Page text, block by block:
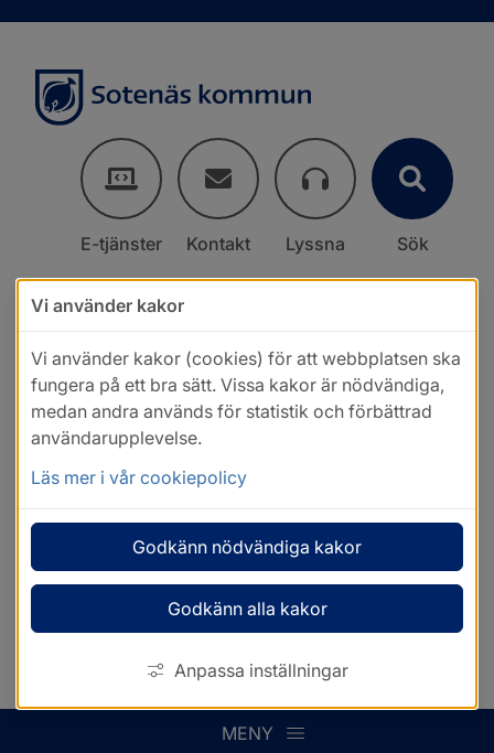
E-tjänster Kontakt Lyssna Sök
MENY
Vi använder kakor
Vi använder kakor (cookies) för att webbplatsen ska
fungera på ett bra sätt. Vissa kakor är nödvändiga,
medan andra används för statistik och förbättrad
användarupplevelse.
Läs mer i vår cookiepolicy
Godkänn nödvändiga kakor
Godkänn alla kakor
Anpassa inställningar